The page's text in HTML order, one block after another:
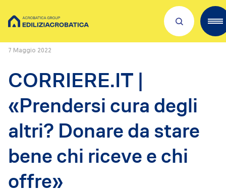
Servizi per te
Lavora con noi
Dove siamo
Academies
Investors
ESG
Home/Press Releases
CORRIERE.IT | «Prendersi cura degli altri?
Donare da stare bene chi riceve e chi offre»
7 Maggio 2022
CORRIERE.IT |
«Prendersi cura degli
altri? Donare da stare
bene chi riceve e chi
offre»